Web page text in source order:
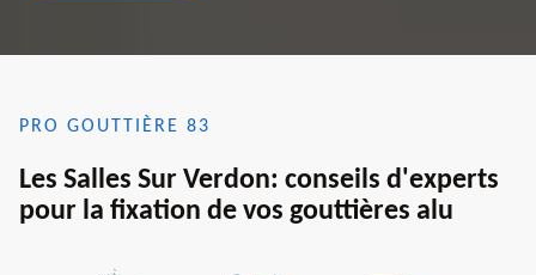
PRO GOUTTIÈRE 83
Les Salles Sur Verdon: conseils d'experts
pour la fixation de vos gouttières alu